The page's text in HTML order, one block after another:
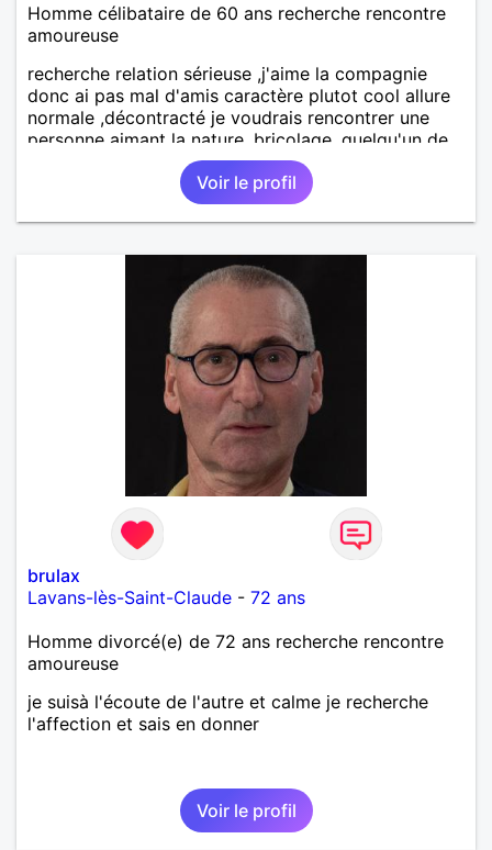
Homme célibataire de 60 ans recherche rencontre
amoureuse
recherche relation sérieuse ,j'aime la compagnie
donc ai pas mal d'amis caractère plutot cool allure
normale ,décontracté je voudrais rencontrer une
personne aimant la nature ,bricolage ,quelqu'un de
simple et naturel à vos claviers mesdames
Voir le profil
brulax
Lavans-lès-Saint-Claude - 72 ans
Homme divorcé(e) de 72 ans recherche rencontre
amoureuse
je suisà l'écoute de l'autre et calme je recherche
l'affection et sais en donner
Voir le profil